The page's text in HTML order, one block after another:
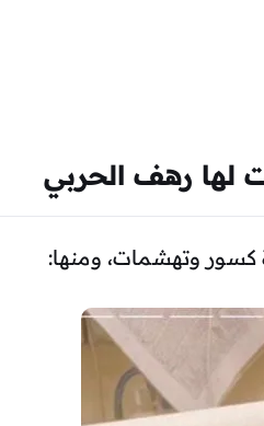
لها رهف الحربي
وتهشمات، ومنها: